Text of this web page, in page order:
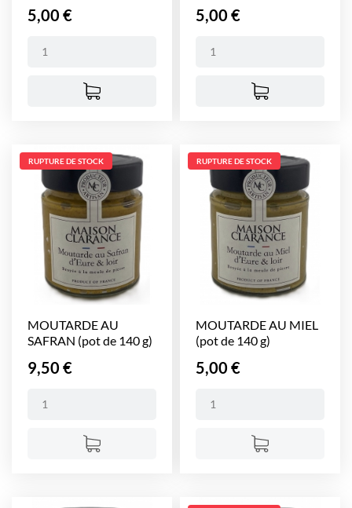
Prix
5,00 € Prix
5,00 €
MOUTARDE AU
SAFRAN (pot de 140 g)
Prix
9,50 €
RUPTURE DE STOCK
MOUTARDE AU MIEL
(pot de 140 g)
Prix
5,00 €
RUPTURE DE STOCK